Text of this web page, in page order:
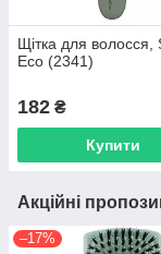
Щітка для волосся,
Eco (2341)
182 ₴
Купити
Акційні
–17%